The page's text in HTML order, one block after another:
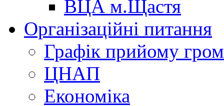
ВЦА м.Щастя
Організаційні питання
Графік прийому
ЦНАП
Економіка